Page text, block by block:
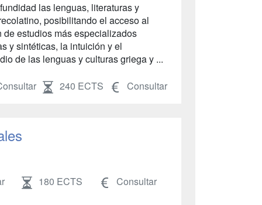
las lenguas, literaturas y
posibilitando el acceso al
estudios más especializados
y sintéticas, la intuición y el
de las lenguas y culturas griega y ...
240 ECTS Consultar
180 ECTS Consultar